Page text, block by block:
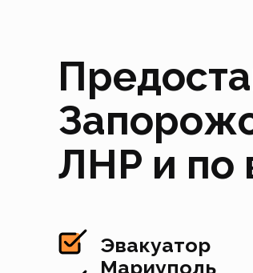
ЛНР и по
Эвакуатор
Мариуполь